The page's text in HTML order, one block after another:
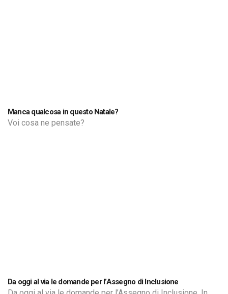
Manca qualcosa in questo Natale?
Voi cosa ne pensate?
Da oggi al via le domande per l’Assegno di Inclusione